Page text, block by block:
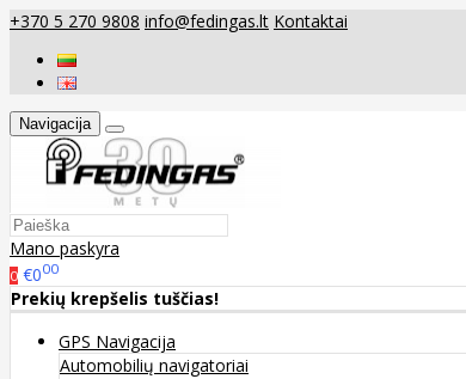
+370 5 270 9808 info@fedingas.lt Kontaktai
Navigacija
Mano paskyra
0 €000
Prekių krepšelis tuščias!
GPS Navigacija
Automobilių navigatoriai